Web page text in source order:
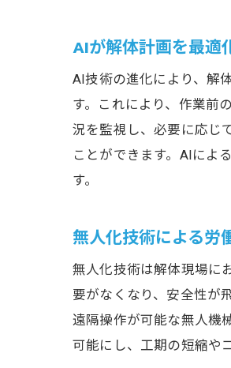
AIが解体計画を最適
AI技術の進化により、解
す。これにより、作業前
況を監視し、必要に応じ
ことができます。AIによ
す。
無人化技術による労
無人化技術は解体現場に
要がなくなり、安全性が
遠隔操作が可能な無人機
可能にし、工期の短縮や